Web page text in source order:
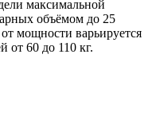
максимальной
объёмом до 25
мощности варьируется
от 60 до 110 кг.